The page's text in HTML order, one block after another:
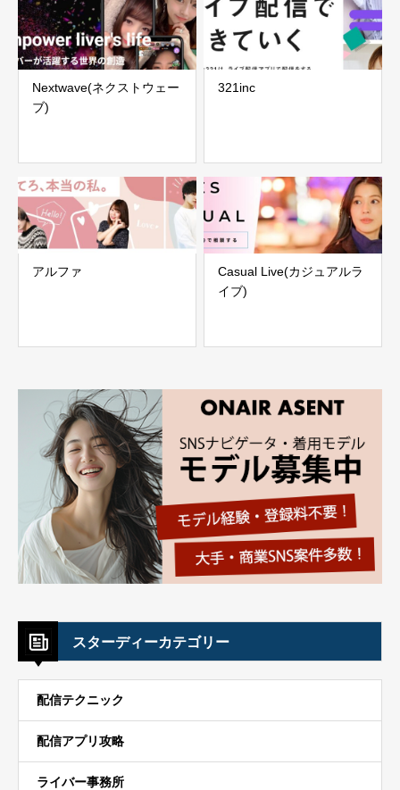
Nextwave(ネクストウェー
ブ)
321inc
アルファ
Casual Live(カジュアルラ
イブ)
スターディーカテゴリー
配信テクニック
配信アプリ攻略
ライバー事務所